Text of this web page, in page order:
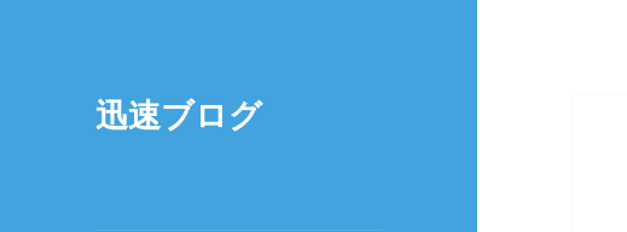
迅速ブログ